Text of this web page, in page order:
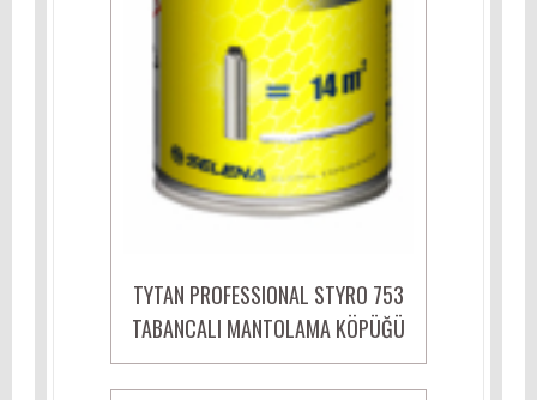
TYTAN PROFESSIONAL STYRO 753
TABANCALI MANTOLAMA KÖPÜĞÜ